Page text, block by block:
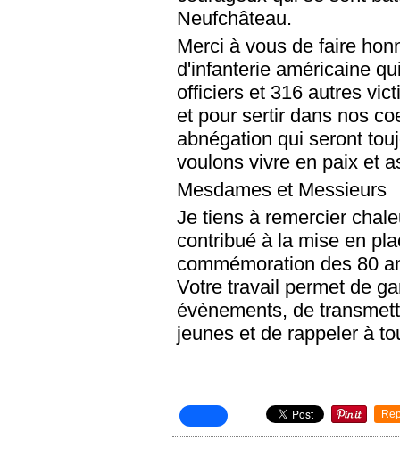
Neufchâteau.
Merci à vous de faire
d'infanterie américaine
officiers et 316 autres
et pour sertir dans nos
abnégation qui seront
voulons vivre en paix et
Mesdames et Messieurs
Je tiens à remercier
contribué à la mise en
commémoration des 80
Votre travail permet de
évènements, de
jeunes et de rappeler à